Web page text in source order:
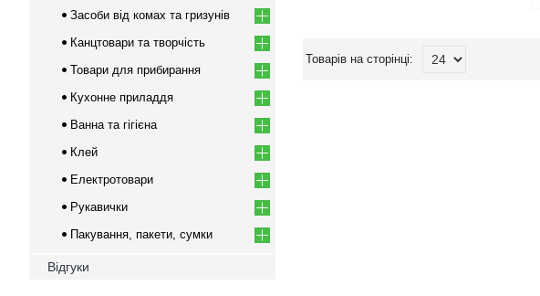
Засоби від комах та гризунів
Канцтовари та творчість
Товари для прибирання
Кухонне приладдя
Ванна та гігієна
Клей
Електротовари
Рукавички
Пакування, пакети, сумки
Відгуки